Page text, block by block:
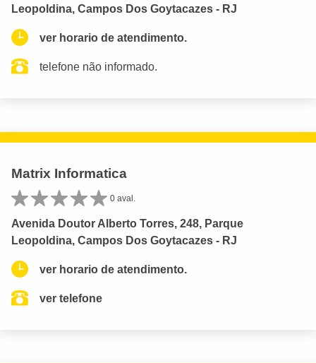
Leopoldina, Campos Dos Goytacazes - RJ
ver horario de atendimento.
telefone não informado.
Matrix Informatica
0 aval.
Avenida Doutor Alberto Torres, 248, Parque
Leopoldina, Campos Dos Goytacazes - RJ
ver horario de atendimento.
ver telefone